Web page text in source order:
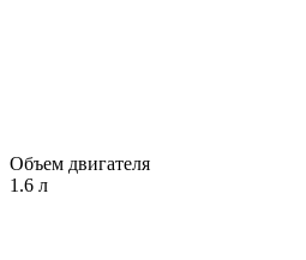
Объем двигателя
1.6 л